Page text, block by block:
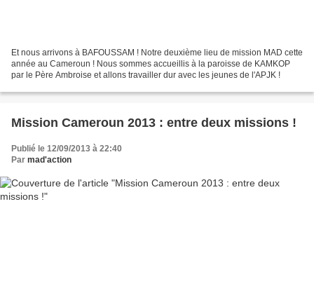
Et nous arrivons à BAFOUSSAM ! Notre deuxième lieu de mission MAD cette
année au Cameroun ! Nous sommes accueillis à la paroisse de KAMKOP
par le Père Ambroise et allons travailler dur avec les jeunes de l'APJK !
Mission Cameroun 2013 : entre deux missions !
Publié le 12/09/2013 à 22:40
Par mad'action